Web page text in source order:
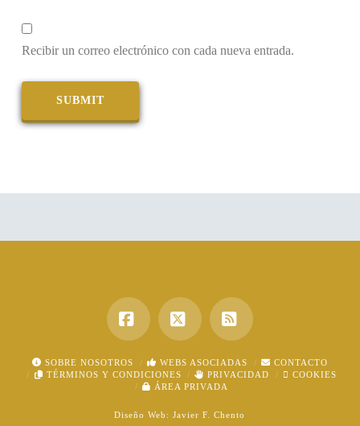
Recibir un correo electrónico con cada nueva entrada.
Facebook
X RSS
SOBRE NOSOTROS WEBS ASOCIADAS
CONTACTO
TÉRMINOS Y CONDICIONES
PRIVACIDAD
COOKIES
ÁREA PRIVADA
Diseño Web:Javier F. Chento